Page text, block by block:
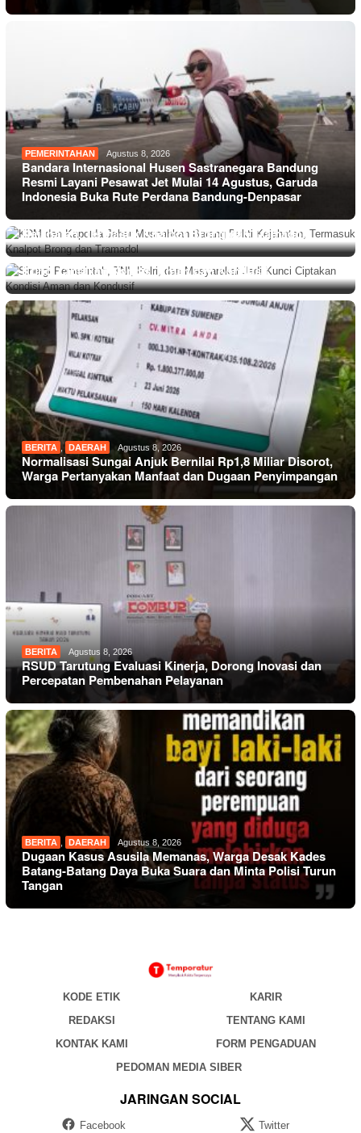
PEMERINTAHAN Agustus 8, 2026
Bandara Internasional Husen Sastranegara Bandung
Resmi Layani Pesawat Jet Mulai 14 Agustus, Garuda
Indonesia Buka Rute Perdana Bandung-Denpasar
KDM dan Kapolda Jabar Musnahkan Barang Bukti
Kejahatan, Termasuk Knalpot Brong dan Tramadol
PEMERINTAHAN Agustus 8, 2026
Sinergi Pemerintah, TNI, Polri, dan Masyarakat Jadi
Kunci Ciptakan Kondisi Aman dan Kondusif
BERITA , DAERAH Agustus 8, 2026
Normalisasi Sungai Anjuk Bernilai Rp1,8 Miliar Disorot,
Warga Pertanyakan Manfaat dan Dugaan Penyimpangan
BERITA Agustus 8, 2026
RSUD Tarutung Evaluasi Kinerja, Dorong Inovasi dan
Percepatan Pembenahan Pelayanan
BERITA , DAERAH Agustus 8, 2026
Dugaan Kasus Asusila Memanas, Warga Desak Kades
Batang-Batang Daya Buka Suara dan Minta Polisi Turun
Tangan
KODE ETIK
KARIR
REDAKSI
TENTANG KAMI
KONTAK KAMI
FORM PENGADUAN
PEDOMAN MEDIA SIBER
JARINGAN SOCIAL
Facebook
Twitter